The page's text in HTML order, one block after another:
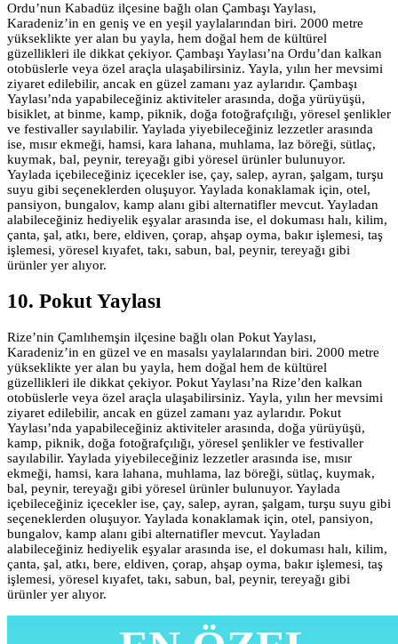
Ordu’nun Kabadüz ilçesine bağlı olan Çambaşı Yaylası,
Karadeniz’in en geniş ve en yeşil yaylalarından biri. 2000 metre
yükseklikte yer alan bu yayla, hem doğal hem de kültürel
güzellikleri ile dikkat çekiyor. Çambaşı Yaylası’na Ordu’dan kalkan
otobüslerle veya özel araçla ulaşabilirsiniz. Yayla, yılın her mevsimi
ziyaret edilebilir, ancak en güzel zamanı yaz aylarıdır. Çambaşı
Yaylası’nda yapabileceğiniz aktiviteler arasında, doğa yürüyüşü,
bisiklet, at binme, kamp, piknik, doğa fotoğrafçılığı, yöresel şenlikler
ve festivaller sayılabilir. Yaylada yiyebileceğiniz lezzetler arasında
ise, mısır ekmeği, hamsi, kara lahana, muhlama, laz böreği, sütlaç,
kuymak, bal, peynir, tereyağı gibi yöresel ürünler bulunuyor.
Yaylada içebileceğiniz içecekler ise, çay, salep, ayran, şalgam, turşu
suyu gibi seçeneklerden oluşuyor. Yaylada konaklamak için, otel,
pansiyon, bungalov, kamp alanı gibi alternatifler mevcut. Yayladan
alabileceğiniz hediyelik eşyalar arasında ise, el dokuması halı, kilim,
çanta, şal, atkı, bere, eldiven, çorap, ahşap oyma, bakır işlemesi, taş
işlemesi, yöresel kıyafet, takı, sabun, bal, peynir, tereyağı gibi
ürünler yer alıyor.
10. Pokut Yaylası
Rize’nin Çamlıhemşin ilçesine bağlı olan Pokut Yaylası,
Karadeniz’in en güzel ve en masalsı yaylalarından biri. 2000 metre
yükseklikte yer alan bu yayla, hem doğal hem de kültürel
güzellikleri ile dikkat çekiyor. Pokut Yaylası’na Rize’den kalkan
otobüslerle veya özel araçla ulaşabilirsiniz. Yayla, yılın her mevsimi
ziyaret edilebilir, ancak en güzel zamanı yaz aylarıdır. Pokut
Yaylası’nda yapabileceğiniz aktiviteler arasında, doğa yürüyüşü,
kamp, piknik, doğa fotoğrafçılığı, yöresel şenlikler ve festivaller
sayılabilir. Yaylada yiyebileceğiniz lezzetler arasında ise, mısır
ekmeği, hamsi, kara lahana, muhlama, laz böreği, sütlaç, kuymak,
bal, peynir, tereyağı gibi yöresel ürünler bulunuyor. Yaylada
içebileceğiniz içecekler ise, çay, salep, ayran, şalgam, turşu suyu gibi
seçeneklerden oluşuyor. Yaylada konaklamak için, otel, pansiyon,
bungalov, kamp alanı gibi alternatifler mevcut. Yayladan
alabileceğiniz hediyelik eşyalar arasında ise, el dokuması halı, kilim,
çanta, şal, atkı, bere, eldiven, çorap, ahşap oyma, bakır işlemesi, taş
işlemesi, yöresel kıyafet, takı, sabun, bal, peynir, tereyağı gibi
ürünler yer alıyor.